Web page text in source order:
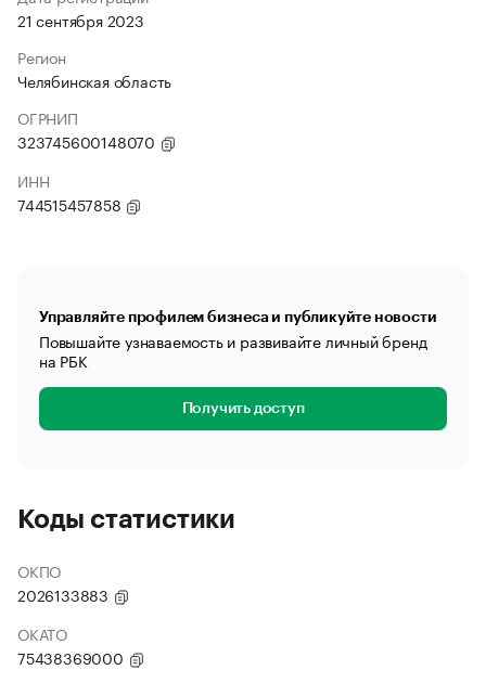
21 сентября 2023
Регион
Челябинская область
ОГРНИП
323745600148070
ИНН
744515457858
Управляйте профилем бизнеса и публикуйте новости
Повышайте узнаваемость и развивайте личный бренд
на РБК
Получить доступ
Коды статистики
ОКПО
2026133883
ОКАТО
75438369000